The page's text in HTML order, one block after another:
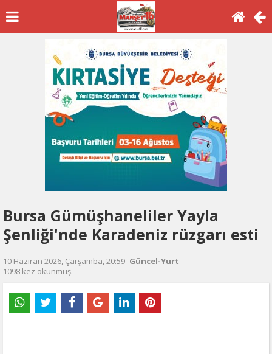
Bursa Gümüşhaneliler Yayla
Şenliği'nde Karadeniz rüzgarı esti
10 Haziran 2026, Çarşamba, 20:59 -Güncel-Yurt
1098 kez okunmuş.